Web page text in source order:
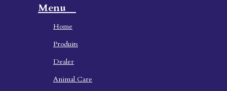
Menu
Home
Produits
Dealer
Animal Care